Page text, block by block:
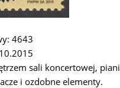
4643
sali koncertowej,
i ozdobne elementy.